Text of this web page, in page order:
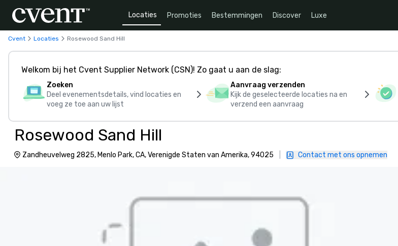
Locaties Promoties Bestemmingen Discover Luxe
Cvent Locaties Rosewood Sand Hill
Welkom bij het Cvent Supplier Network (CSN)! Zo gaat u aan de slag:
Zoeken
Deel evenementsdetails, vind locaties en
voeg ze toe aan uw lijst
Aanvraag verzenden
Kijk de geselecteerde locaties na en
verzend een aanvraag
Rosewood Sand Hill
Zandheuvelweg 2825, Menlo Park, CA, Verenigde Staten van Amerika, 94025 Contact met ons opnemen